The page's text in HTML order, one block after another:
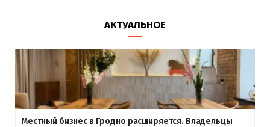
АКТУАЛЬНОЕ
Местный бизнес в Гродно расширяется. Владельцы